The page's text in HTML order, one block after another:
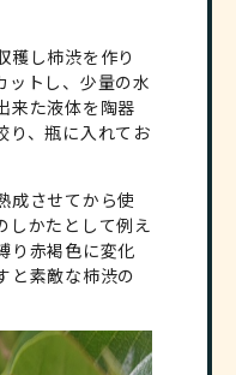
穫し柿渋を作り
ットし、少量の水
来た液体を陶器
り、瓶に入れてお
成させてから使
しかたとして例え
り赤褐色に変化
と素敵な柿渋の